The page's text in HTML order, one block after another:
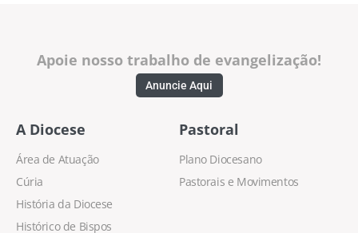
Apoie nosso trabalho de evangelização!
Anuncie Aqui
A Diocese
Área de Atuação
Cúria
História da Diocese
Histórico de Bispos
Pastoral
Plano Diocesano
Pastorais e Movimentos